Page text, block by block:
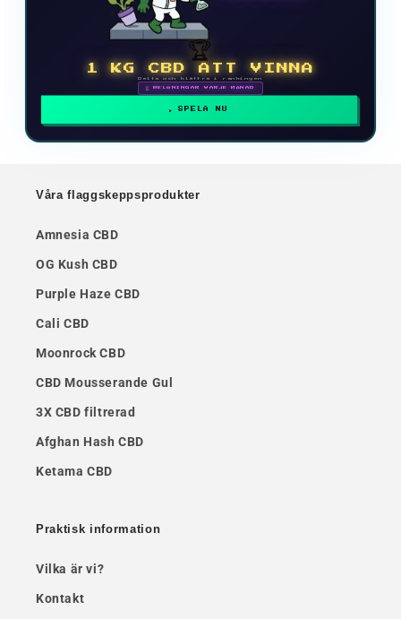
🏆
1 KG CBD ATT VINNA
Delta och klättra i rankingen
🗓 BELÖNINGAR VARJE MÅNAD
SPELA NU
Våra flaggskeppsprodukter
Amnesia CBD
OG Kush CBD
Purple Haze CBD
Cali CBD
Moonrock CBD
CBD Mousserande Gul
3X CBD filtrerad
Afghan Hash CBD
Ketama CBD
Praktisk information
Vilka är vi?
Kontakt